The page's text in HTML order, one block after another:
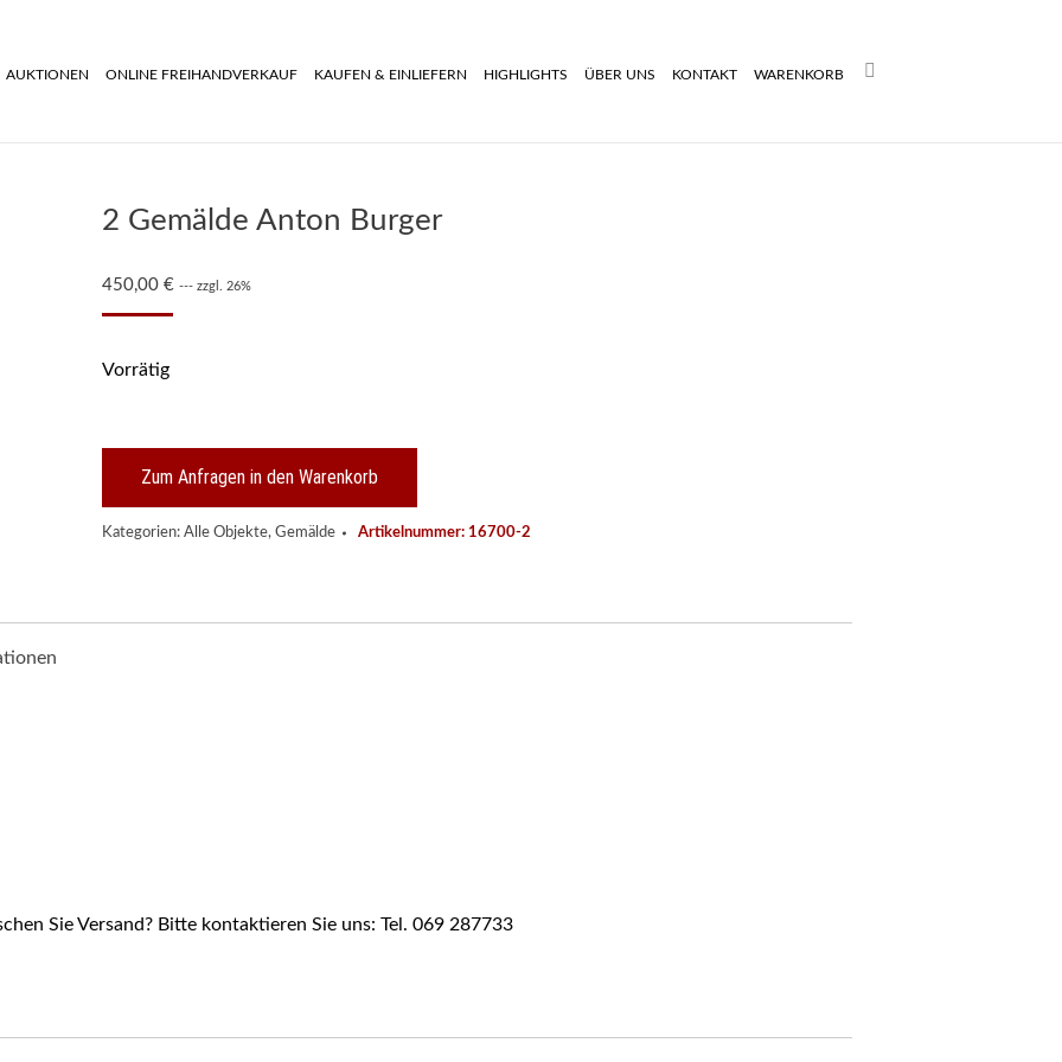
AUKTIONEN ONLINE FREIHANDVERKAUF KAUFEN & EINLIEFERN HIGHLIGHTS ÜBER UNS KONTAKT WARENKORB Search:
2 Gemälde Anton Burger
450,00 € --- zzgl. 26%
Vorrätig
Zum Anfragen in den Warenkorb
Kategorien: Alle Objekte, Gemälde Artikelnummer: 16700-2
Sie Versand? Bitte kontaktieren Sie uns: Tel. 069 287733